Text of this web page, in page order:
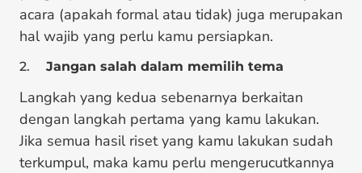
acara (apakah formal atau tidak) juga merupakan
hal wajib yang perlu kamu persiapkan.
2. Jangan salah dalam memilih tema
Langkah yang kedua sebenarnya berkaitan
dengan langkah pertama yang kamu lakukan.
Jika semua hasil riset yang kamu lakukan sudah
terkumpul, maka kamu perlu mengerucutkannya